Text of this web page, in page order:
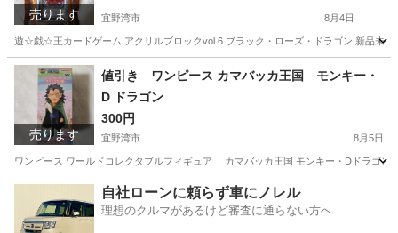
売ります 宜野湾市 8月4日
遊☆戯☆王カードゲーム アクリルブロックvol.6 ブラック・ローズ・ドラゴン 新品未
沖縄 宜野湾市 フィギュア アクリル
売ります
値引き ワンピース カマバッカ王国 モンキー・
D ドラゴン
300円
宜野湾市 8月5日
ワンピース ワールドコレクタブルフィギュア カマバッカ王国 モンキー・Dドラゴン
フィギュア ドラゴン
自社ローンに頼らず車にノレル
理想のクルマがあるけど審査に通らない方へ